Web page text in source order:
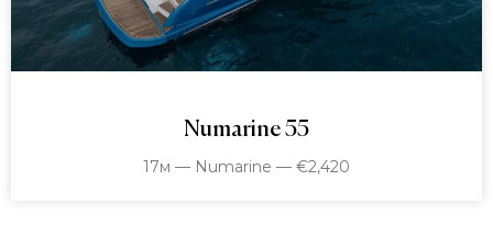
Numarine 55
17м — Numarine — €2,420